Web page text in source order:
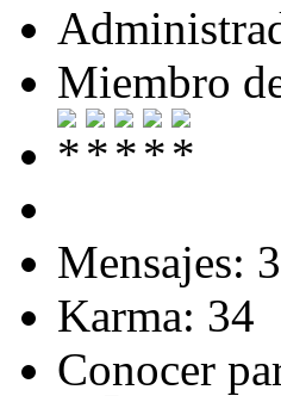
Miembro
Mensajes:
Karma: 34
Conocer